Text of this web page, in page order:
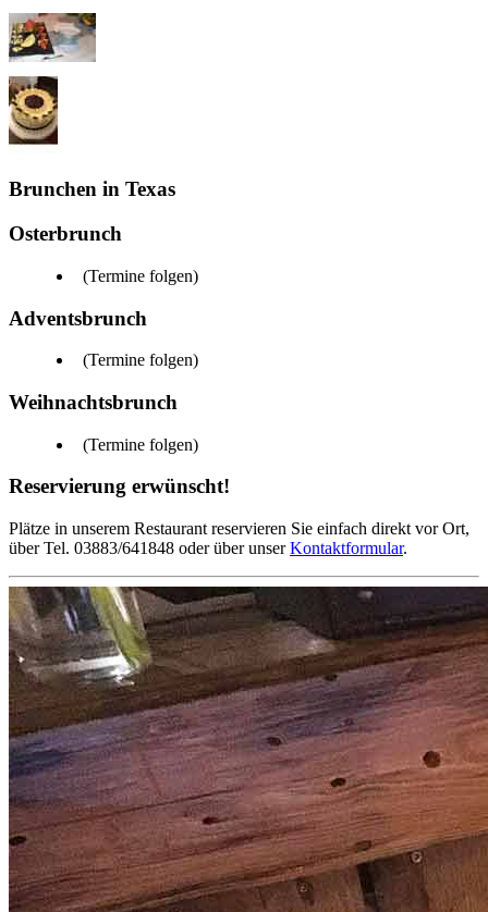
Brunchen in Texas
Osterbrunch
(Termine folgen)
Adventsbrunch
(Termine folgen)
Weihnachtsbrunch
(Termine folgen)
Reservierung erwünscht!
Plätze in unserem Restaurant reservieren Sie einfach direkt vor Ort,
über Tel. 03883/641848 oder über unserKontaktformular.